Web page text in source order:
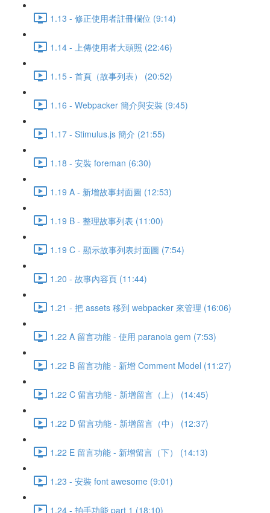
1.13 - 修正使用者註冊欄位 (9:14)
1.14 - 上傳使用者大頭照 (22:46)
1.15 - 首頁（故事列表） (20:52)
1.16 - Webpacker 簡介與安裝 (9:45)
1.17 - Stimulus.js 簡介 (21:55)
1.18 - 安裝 foreman (6:30)
1.19 A - 新增故事封面圖 (12:53)
1.19 B - 整理故事列表 (11:00)
1.19 C - 顯示故事列表封面圖 (7:54)
1.20 - 故事內容頁 (11:44)
1.21 - 把 assets 移到 webpacker 來管理 (16:06)
1.22 A 留言功能 - 使用 paranoia gem (7:53)
1.22 B 留言功能 - 新增 Comment Model (11:27)
1.22 C 留言功能 - 新增留言（上） (14:45)
1.22 D 留言功能 - 新增留言（中） (12:37)
1.22 E 留言功能 - 新增留言（下） (14:13)
1.23 - 安裝 font awesome (9:01)
1.24 - 拍手功能 part 1 (18:10)